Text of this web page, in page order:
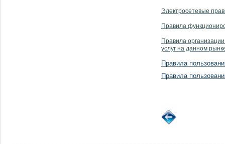
Электросетевые
Правила
Правила
услуг на данном
Правила
Правила